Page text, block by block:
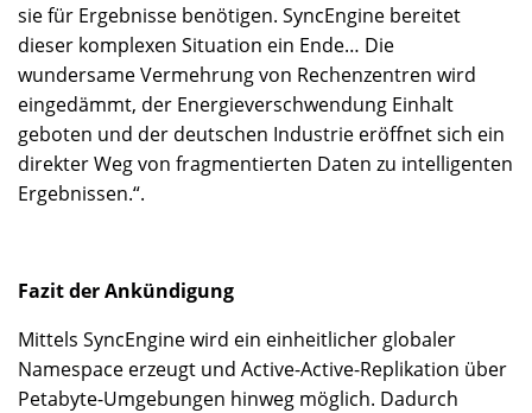
sie für Ergebnisse benötigen. SyncEngine bereitet
dieser komplexen Situation ein Ende… Die
wundersame Vermehrung von Rechenzentren wird
eingedämmt, der Energieverschwendung Einhalt
geboten und der deutschen Industrie eröffnet sich ein
direkter Weg von fragmentierten Daten zu intelligenten
Ergebnissen.“.
Fazit der Ankündigung
Mittels SyncEngine wird ein einheitlicher globaler
Namespace erzeugt und Active-Active-Replikation über
Petabyte-Umgebungen hinweg möglich. Dadurch